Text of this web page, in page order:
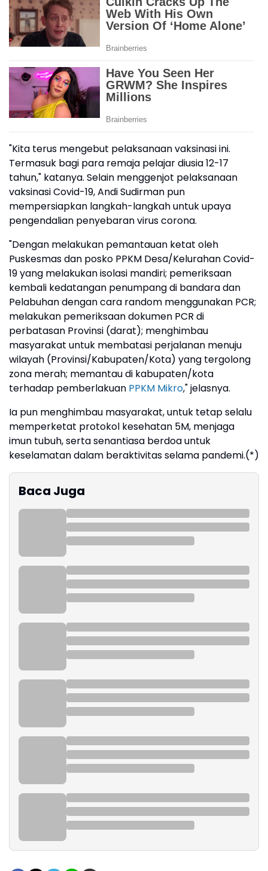
"Kita terus mengebut pelaksanaan vaksinasi ini.
Termasuk bagi para remaja pelajar diusia 12-17
tahun," katanya. Selain menggenjot pelaksanaan
vaksinasi Covid-19, Andi Sudirman pun
mempersiapkan langkah-langkah untuk upaya
pengendalian penyebaran virus corona.
"Dengan melakukan pemantauan ketat oleh
Puskesmas dan posko PPKM Desa/Kelurahan Covid-
19 yang melakukan isolasi mandiri; pemeriksaan
kembali kedatangan penumpang di bandara dan
Pelabuhan dengan cara random menggunakan PCR;
melakukan pemeriksaan dokumen PCR di
perbatasan Provinsi (darat); menghimbau
masyarakat untuk membatasi perjalanan menuju
wilayah (Provinsi/Kabupaten/Kota) yang tergolong
zona merah; memantau di kabupaten/kota
terhadap pemberlakuan PPKM Mikro," jelasnya.
Ia pun menghimbau masyarakat, untuk tetap selalu
memperketat protokol kesehatan 5M, menjaga
imun tubuh, serta senantiasa berdoa untuk
keselamatan dalam beraktivitas selama pandemi.(*)
Baca Juga